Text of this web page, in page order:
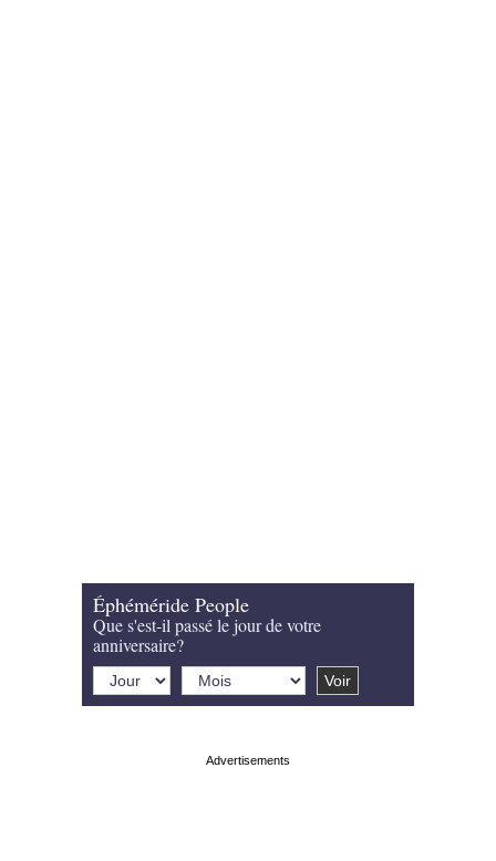
Éphéméride People
Que s'est-il passé le jour de votre
anniversaire?